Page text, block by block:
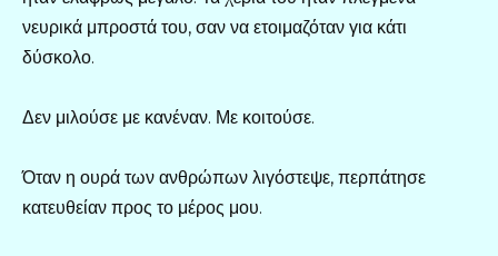
νευρικά μπροστά του, σαν να ετοιμαζόταν για κάτι
δύσκολο.
Δεν μιλούσε με κανέναν. Με κοιτούσε.
Όταν η ουρά των ανθρώπων λιγόστεψε, περπάτησε
κατευθείαν προς το μέρος μου.